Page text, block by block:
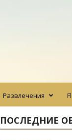
Развлечения
ПОСЛЕДНИЕ